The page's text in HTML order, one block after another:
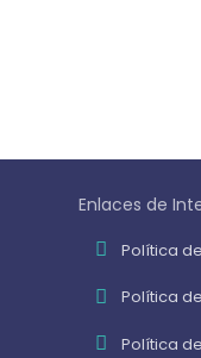
Enlaces de
Política
Política
Política